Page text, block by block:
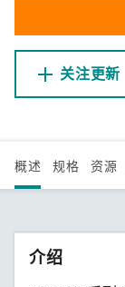
关注更新
概述 规格 资源
介绍